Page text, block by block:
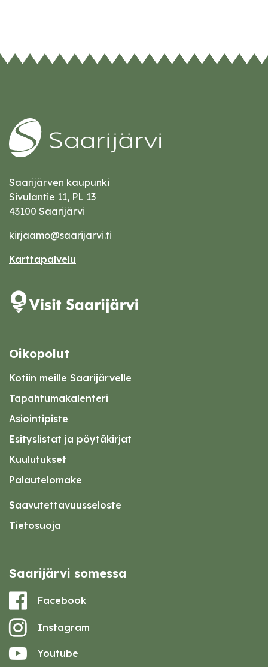
Saarijärven kaupunki
Sivulantie 11, PL 13
43100 Saarijärvi
kirjaamo@saarijarvi.fi
Karttapalvelu
Oikopolut
Kotiin meille Saarijärvelle
Tapahtumakalenteri
Asiointipiste
Esityslistat ja pöytäkirjat
Kuulutukset
Palautelomake
Saavutettavuusseloste
Tietosuoja
Saarijärvi somessa
Facebook
Instagram
Youtube